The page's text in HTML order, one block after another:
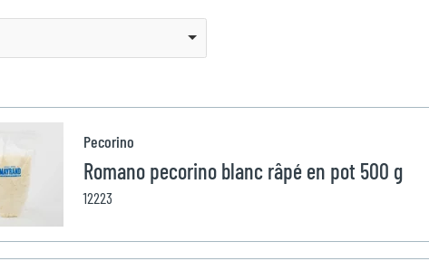
Pecorino
Romano pecorino blanc râpé en pot 500 g
12223